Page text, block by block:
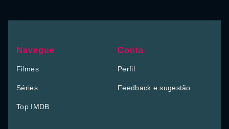
Navegue
Filmes
Séries
Top IMDB
Conta
Perfil
Feedback e sugestão